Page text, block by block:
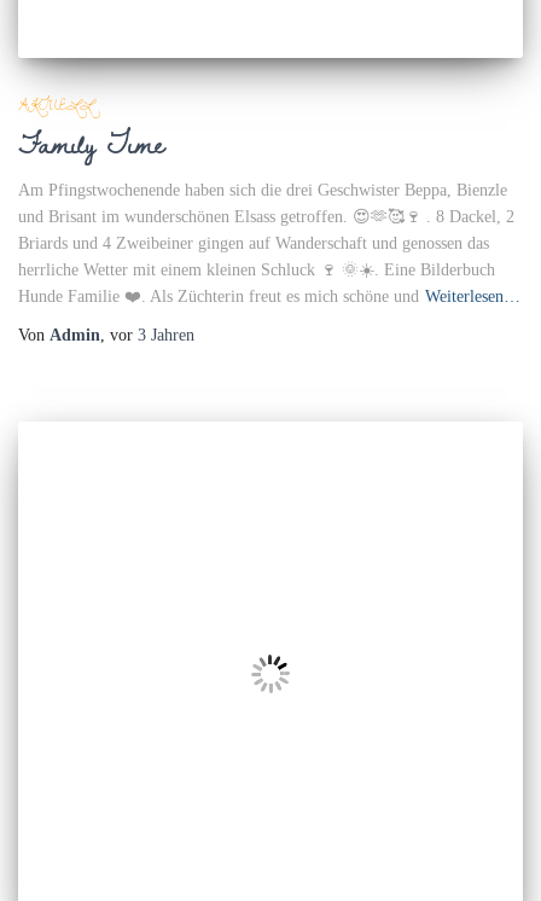
AKTUELL
Family Time
Am Pfingstwochenende haben sich die drei Geschwister Beppa, Bienzle
und Brisant im wunderschönen Elsass getroffen. 😍🫶🥰🍷 . 8 Dackel, 2
Briards und 4 Zweibeiner gingen auf Wanderschaft und genossen das
herrliche Wetter mit einem kleinen Schluck 🍷 🌞☀️. Eine Bilderbuch
Hunde Familie ❤️. Als Züchterin freut es mich schöne und Weiterlesen…
Von Admin, vor 3 Jahren